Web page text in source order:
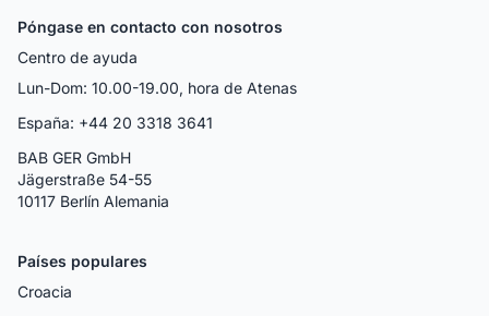
Póngase en contacto con nosotros
Centro de ayuda
Lun-Dom: 10.00-19.00, hora de Atenas
España: +44 20 3318 3641
BAB GER GmbH
Jägerstraße 54-55
10117 Berlín Alemania
Países populares
Croacia